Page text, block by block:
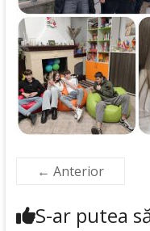
← Anterior
S-ar putea